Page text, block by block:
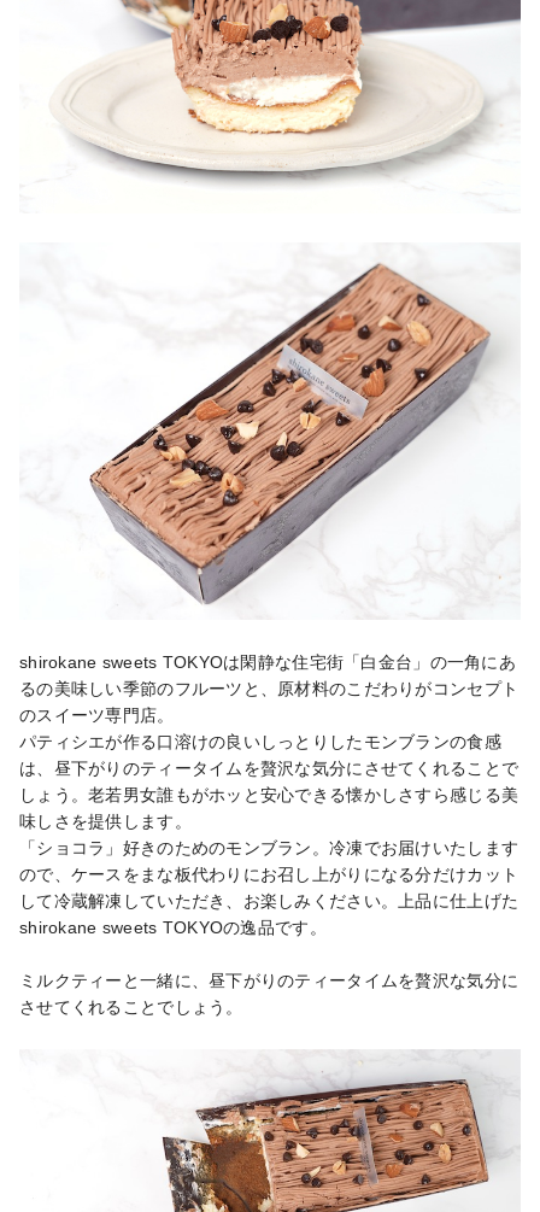
shirokane sweets TOKYOは閑静な住宅街「白金台」の一角にあ
るの美味しい季節のフルーツと、原材料のこだわりがコンセプト
のスイーツ専門店。
パティシエが作る口溶けの良いしっとりしたモンブランの食感
は、昼下がりのティータイムを贅沢な気分にさせてくれることで
しょう。老若男女誰もがホッと安心できる懐かしさすら感じる美
味しさを提供します。
「ショコラ」好きのためのモンブラン。冷凍でお届けいたします
ので、ケースをまな板代わりにお召し上がりになる分だけカット
して冷蔵解凍していただき、お楽しみください。上品に仕上げた
shirokane sweets TOKYOの逸品です。
ミルクティーと一緒に、昼下がりのティータイムを贅沢な気分に
させてくれることでしょう。